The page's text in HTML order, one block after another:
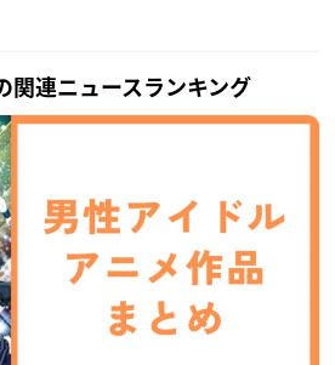
関連ニュースランキング